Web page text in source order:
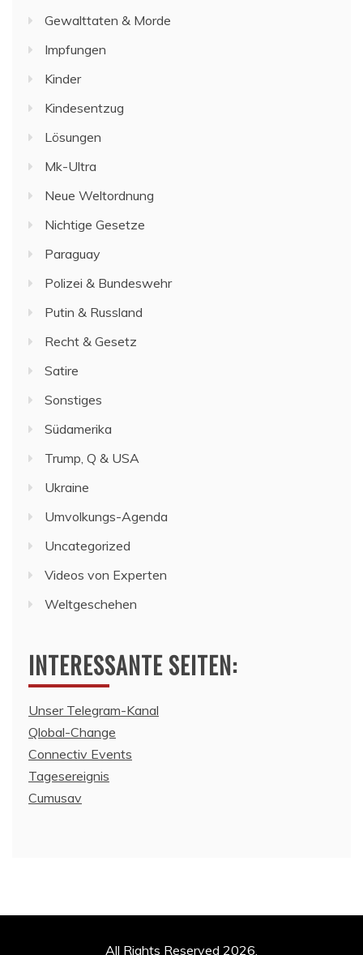
Gewalttaten & Morde
Impfungen
Kinder
Kindesentzug
Lösungen
Mk-Ultra
Neue Weltordnung
Nichtige Gesetze
Paraguay
Polizei & Bundeswehr
Putin & Russland
Recht & Gesetz
Satire
Sonstiges
Südamerika
Trump, Q & USA
Ukraine
Umvolkungs-Agenda
Uncategorized
Videos von Experten
Weltgeschehen
INTERESSANTE SEITEN:
Unser Telegram-Kanal
Qlobal-Change
Connectiv Events
Tagesereignis
Cumusav
All Rights Reserved 2026.